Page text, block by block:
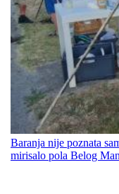
Baranja nije poznata
mirisalo pola Belog